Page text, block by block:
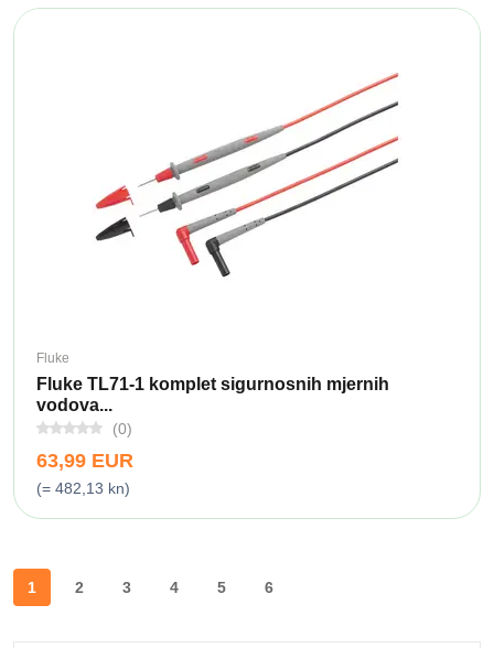
Fluke
Fluke TL71-1 komplet sigurnosnih mjernih
vodova...
(0)
63,99 EUR
(= 482,13 kn)
1 2 3 4 5 6